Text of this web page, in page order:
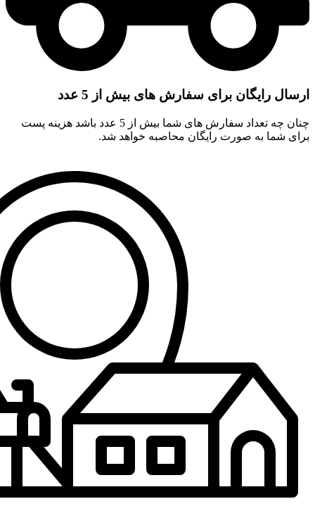
ارسال رایگان برای سفارش های بیش از 5 عدد
چنان چه تعداد سفارش های شما بیش از 5 عدد باشد هزینه پست
برای شما به صورت رایگان محاصبه خواهد شد.